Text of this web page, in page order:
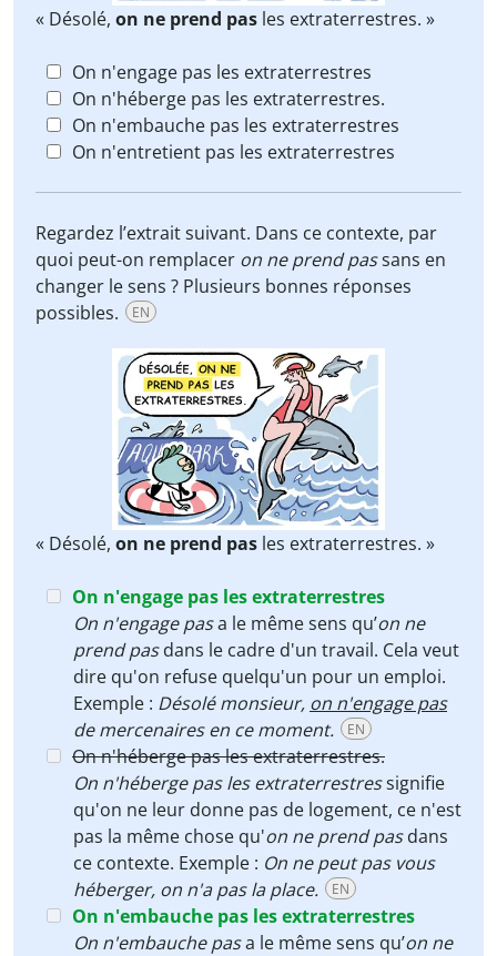
« Désolé, on ne prend pas les extraterrestres. »
On n'engage pas les extraterrestres
On n'héberge pas les extraterrestres.
On n'embauche pas les extraterrestres
On n'entretient pas les extraterrestres
Regardez l’extrait suivant. Dans ce contexte, par
quoi peut-on remplacer on ne prend passans en
changer le sens ? Plusieurs bonnes réponses
possibles.
EN
« Désolé, on ne prend pas les extraterrestres. »
On n'engage pas les extraterrestres
On n'engage pasa le même sens qu’on ne
prend pasdans le cadre d'un travail. Cela veut
dire qu'on refuse quelqu'un pour un emploi.
Exemple : Désolé monsieur, on n'engage pas
de mercenaires en ce moment.
EN
On n'héberge pas les extraterrestres.
On n'héberge pas les extraterrestressignifie
qu'on ne leur donne pas de logement, ce n'est
pas la même chose qu'on ne prend pasdans
ce contexte. Exemple : On ne peut pas vous
héberger, on n'a pas la place.
EN
On n'embauche pas les extraterrestres
On n'embauche pasa le même sens qu’on ne